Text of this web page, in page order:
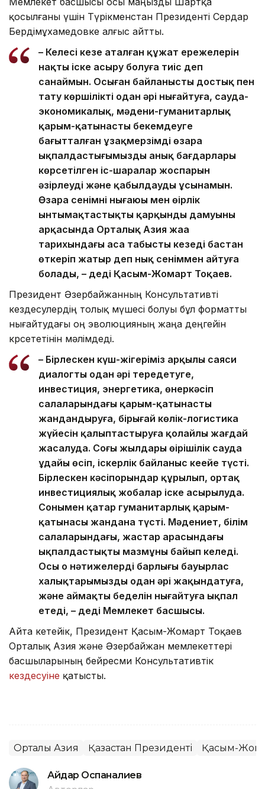
қосылғаны үшін Түрікменстан Президенті Сердар
Бердімұхамедовке алғыс айтты.
– Келесі кезең аталған құжат ережелерін
нақты іске асыру болуға тиіс деп
санаймын. Осыған байланысты достық пен
тату көршілікті одан әрі нығайтуға, сауда-
экономикалық, мәдени-гуманитарлық
қарым-қатынасты бекемдеуге
бағытталған ұзақмерзімді өзара
ықпалдастығымыздың анық бағдарлары
көрсетілген іс-шаралар жоспарын
әзірлеуді және қабылдауды ұсынамын.
Өзара сенімнің нығаюы мен өңірлік
ынтымақтастықтың қарқынды дамуының
арқасында Орталық Азия жаңа
тарихындағы аса табысты кезеңді бастан
өткеріп жатыр деп нық сеніммен айтуға
болады, – деді Қасым-Жомарт Тоқаев.
Президент Әзербайжанның Консультативті
кездесулердің толық мүшесі болуы бұл форматты
нығайтудағы оң эволюцияның жаңа деңгейін
көрсететінін мәлімдеді.
– Бірлескен күш-жігеріміз арқылы саяси
диалогты одан әрі тереңдетуге,
инвестиция, энергетика, өнеркәсіп
салаларындағы қарым-қатынасты
жандандыруға, бірыңғай көлік-логистика
жүйесін қалыптастыруға қолайлы жағдай
жасалуда. Соңғы жылдары өңірішілік сауда
ұдайы өсіп, іскерлік байланыс кеңейе түсті.
Бірлескен кәсіпорындар құрылып, ортақ
инвестициялық жобалар іске асырылуда.
Сонымен қатар гуманитарлық қарым-
қатынасы жандана түсті. Мәдениет, білім
салаларындағы, жастар арасындағы
ықпалдастықтың мазмұны байып келеді.
Осы оң нәтижелердің барлығы бауырлас
халықтарымызды одан әрі жақындатуға,
және аймақтың беделін нығайтуға ықпал
етеді, – деді Мемлекет басшысы.
Айта кетейік, Президент Қасым-Жомарт Тоқаев
Орталық Азия және Әзербайжан мемлекеттері
басшыларының бейресми Консультативтік
кездесуіне қатысты.
Орталық Азия Қазақстан Президенті Қасым-
Айдар Оспаналиев